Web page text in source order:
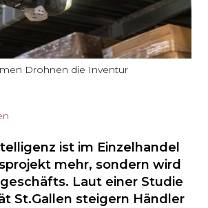
Drohnen die Inventur
ist im Einzelhandel
mehr, sondern wird
Laut einer Studie
St.Gallen steigern Händler